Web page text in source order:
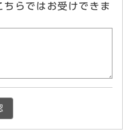
らではお受けできま